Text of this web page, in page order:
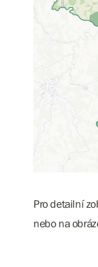
Pro detailní
nebo na